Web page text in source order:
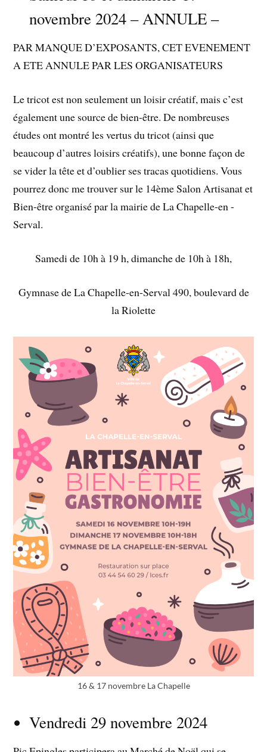
novembre 2024 – ANNULE –
PAR MANQUE D’EXPOSANTS, CET EVENEMENT
A ETE ANNULE PAR LES ORGANISATEURS
Le tricot est non seulement un loisir créatif, mais c’est
également une source de bien-être. De nombreuses
études ont montré les vertus du tricot (ainsi que
beaucoup d’autres loisirs créatifs), une bonne façon de
se vider la tête et d’oublier ses tracas quotidiens. Vous
pourrez donc me trouver sur le 14ème Salon Artisanat et
Bien-être organisé par la mairie de La Chapelle-en -
Serval.
Samedi de 10h à 19 h, dimanche de 10h à 18h,
Gymnase de La Chapelle-en-Serval 490, boulevard de
la Riolette
16 & 17 novembre La Chapelle
Vendredi 29 novembre 2024